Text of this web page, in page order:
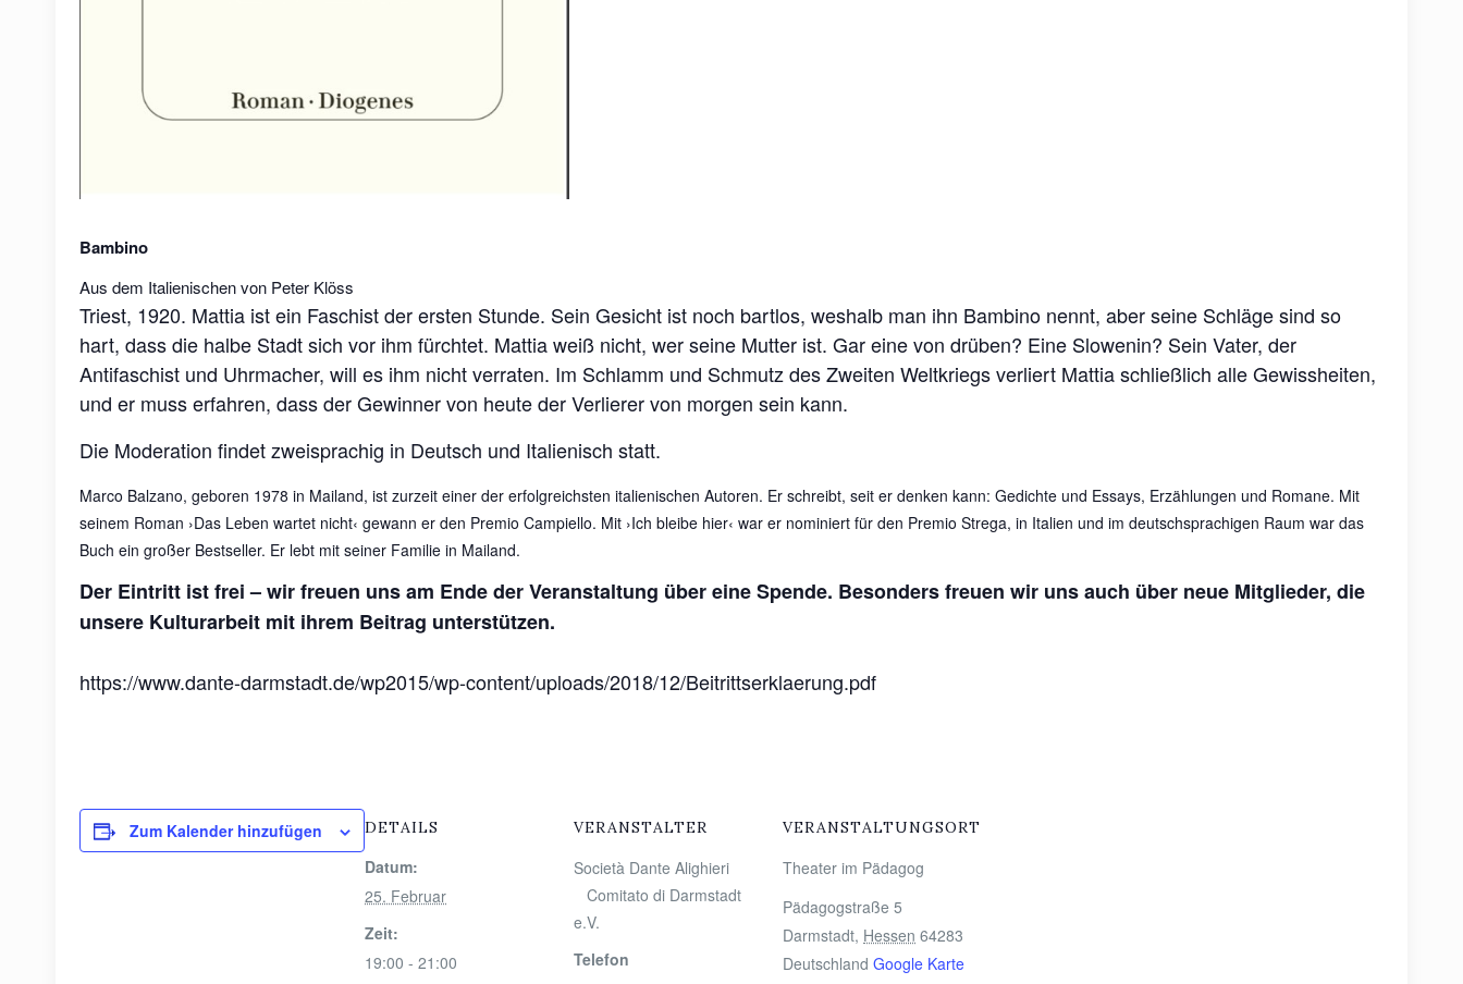
Bambino
Aus dem Italienischen von Peter Klöss
Triest, 1920. Mattia ist ein Faschist der ersten Stunde. Sein Gesicht ist noch bartlos, weshalb man ihn Bambino nennt, aber seine Schläge sind so
hart, dass die halbe Stadt sich vor ihm fürchtet. Mattia weiß nicht, wer seine Mutter ist. Gar eine von drüben? Eine Slowenin? Sein Vater, der
Antifaschist und Uhrmacher, will es ihm nicht verraten. Im Schlamm und Schmutz des Zweiten Weltkriegs verliert Mattia schließlich alle Gewissheiten,
und er muss erfahren, dass der Gewinner von heute der Verlierer von morgen sein kann.
Die Moderation findet zweisprachig in Deutsch und Italienisch statt.
Marco Balzano, geboren 1978 in Mailand, ist zurzeit einer der erfolgreichsten italienischen Autoren. Er schreibt, seit er denken kann: Gedichte und Essays, Erzählungen und Romane. Mit
seinem Roman ›Das Leben wartet nicht‹ gewann er den Premio Campiello. Mit ›Ich bleibe hier‹ war er nominiert für den Premio Strega, in Italien und im deutschsprachigen Raum war das
Buch ein großer Bestseller. Er lebt mit seiner Familie in Mailand.
Der Eintritt ist frei – wir freuen uns am Ende der Veranstaltung über eine Spende. Besonders freuen wir uns auch über neue Mitglieder, die
unsere Kulturarbeit mit ihrem Beitrag unterstützen.
https://www.dante-darmstadt.de/wp2015/wp-content/uploads/2018/12/Beitrittserklaerung.pdf
Zum Kalender hinzufügen DETAILS
Datum:
25. Februar
Zeit:
19:00 - 21:00
VERANSTALTER
Società Dante Alighieri
Comitato di Darmstadt
e.V.
Telefon
VERANSTALTUNGSORT
Theater im Pädagog
Pädagogstraße 5
Darmstadt, Hessen 64283
Deutschland Google Karte